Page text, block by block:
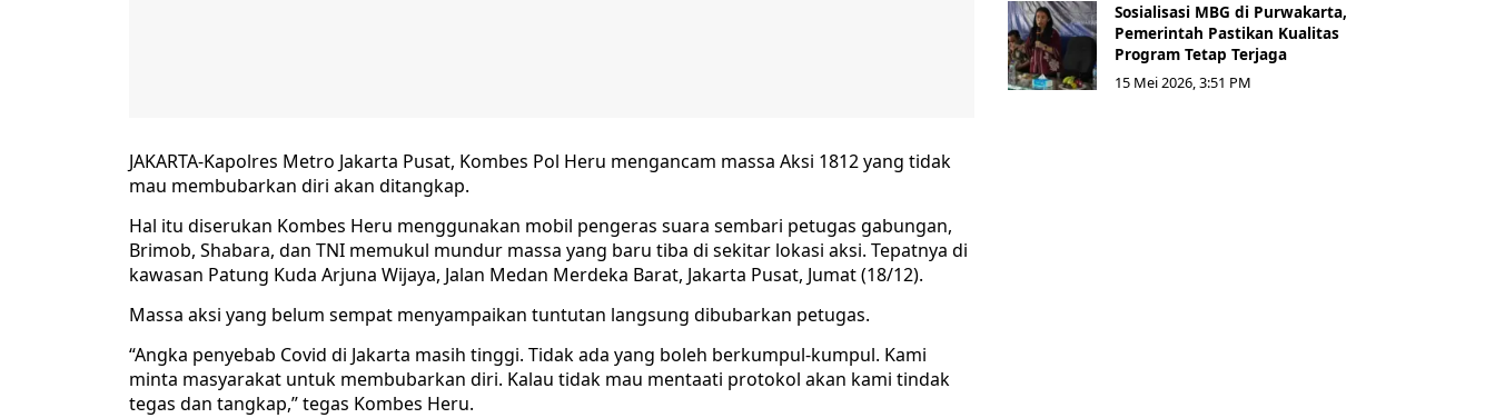
JAKARTA-Kapolres Metro Jakarta Pusat, Kombes Pol Heru mengancam massa Aksi 1812 yang tidak
mau membubarkan diri akan ditangkap.
Hal itu diserukan Kombes Heru menggunakan mobil pengeras suara sembari petugas gabungan,
Brimob, Shabara, dan TNI memukul mundur massa yang baru tiba di sekitar lokasi aksi. Tepatnya di
kawasan Patung Kuda Arjuna Wijaya, Jalan Medan Merdeka Barat, Jakarta Pusat, Jumat (18/12).
Massa aksi yang belum sempat menyampaikan tuntutan langsung dibubarkan petugas.
“Angka penyebab Covid di Jakarta masih tinggi. Tidak ada yang boleh berkumpul-kumpul. Kami
minta masyarakat untuk membubarkan diri. Kalau tidak mau mentaati protokol akan kami tindak
tegas dan tangkap,” tegas Kombes Heru.
Sosialisasi MBG di Purwakarta,
Pemerintah Pastikan Kualitas
Program Tetap Terjaga
15 Mei 2026, 3:51 PM